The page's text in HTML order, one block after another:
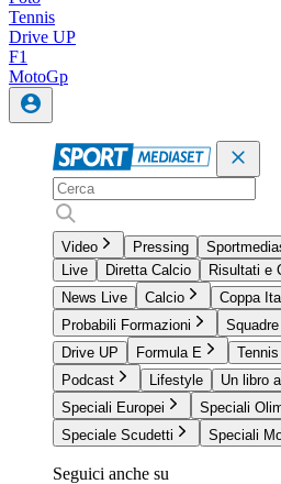
Tennis
Drive UP
F1
MotoGp
Video Pressing
Live
Diretta Calcio
Risultati e
News Live
Calcio Coppa
Probabili Formazioni
Squadre
Drive UP
Formula E Tennis
Podcast
Lifestyle
Un libro
Speciali Europei
Speciali
Speciale Scudetti
Speciali
Seguici anche su